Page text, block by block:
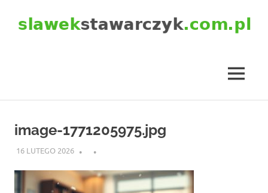
MENU
image-1771205975.jpg
16 LUTEGO 2026